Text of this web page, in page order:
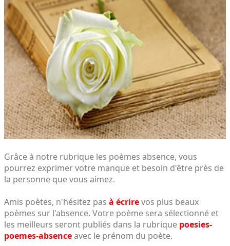
Grâce à notre rubrique les poèmes absence, vous
pourrez exprimer votre manque et besoin d'être près de
la personne que vous aimez.
Amis poètes, n'hésitez pas à écrirevos plus beaux
poèmes sur l'absence. Votre poème sera sélectionné et
les meilleurs seront publiés dans la rubrique poesies-
poemes-absenceavec le prénom du poète.